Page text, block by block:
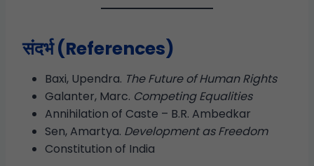
संदर्भ (References)
Baxi, Upendra. The Future of Human Rights
Galanter, Marc. Competing Equalities
Annihilation of Caste – B.R. Ambedkar
Sen, Amartya. Development as Freedom
Constitution of India